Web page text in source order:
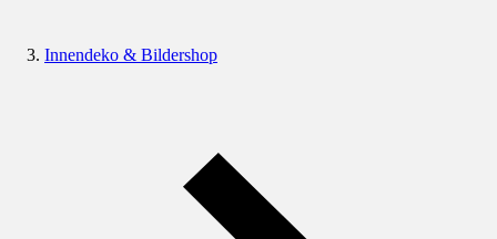
Innendeko & Bildershop